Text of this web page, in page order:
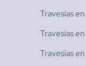
Travesías en
Travesías en
Travesías en